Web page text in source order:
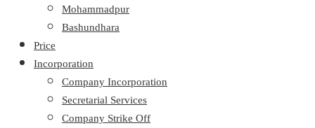
Mohammadpur
Bashundhara
Price
Incorporation
Company Incorporation
Secretarial Services
Company Strike Off